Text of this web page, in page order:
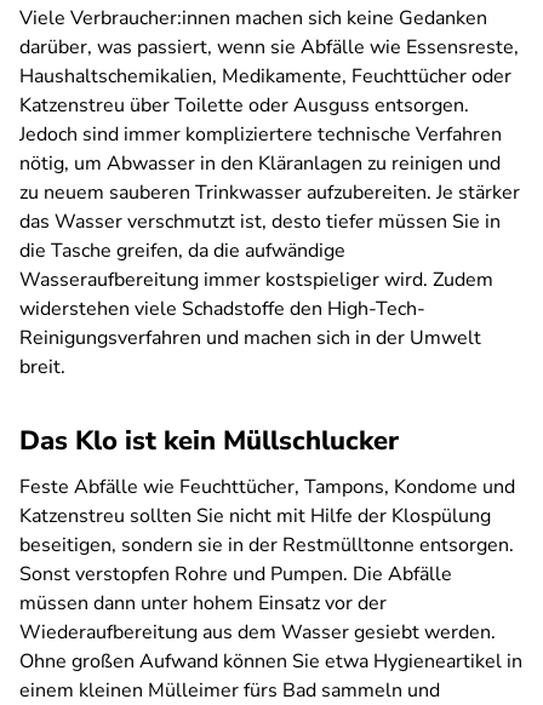
Viele Verbraucher:innen machen sich keine Gedanken
darüber, was passiert, wenn sie Abfälle wie Essensreste,
Haushaltschemikalien, Medikamente, Feuchttücher oder
Katzenstreu über Toilette oder Ausguss entsorgen.
Jedoch sind immer kompliziertere technische Verfahren
nötig, um Abwasser in den Kläranlagen zu reinigen und
zu neuem sauberen Trinkwasser aufzubereiten. Je stärker
das Wasser verschmutzt ist, desto tiefer müssen Sie in
die Tasche greifen, da die aufwändige
Wasseraufbereitung immer kostspieliger wird. Zudem
widerstehen viele Schadstoffe den High-Tech-
Reinigungsverfahren und machen sich in der Umwelt
breit.
Das Klo ist kein Müllschlucker
Feste Abfälle wie Feuchttücher, Tampons, Kondome und
Katzenstreu sollten Sie nicht mit Hilfe der Klospülung
beseitigen, sondern sie in der Restmülltonne entsorgen.
Sonst verstopfen Rohre und Pumpen. Die Abfälle
müssen dann unter hohem Einsatz vor der
Wiederaufbereitung aus dem Wasser gesiebt werden.
Ohne großen Aufwand können Sie etwa Hygieneartikel in
einem kleinen Mülleimer fürs Bad sammeln und